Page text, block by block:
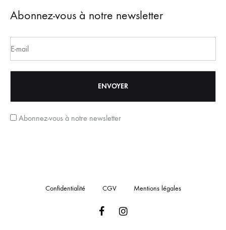
Abonnez-vous à notre newsletter
Abonnez-vous à notre newsletter
Confidentialité CGV Mentions légales
FacebookInstagram